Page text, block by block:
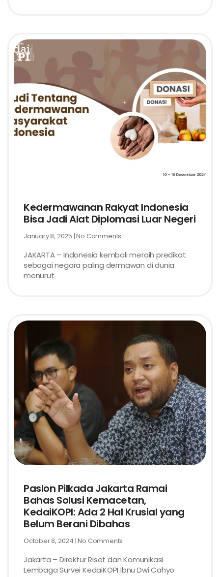
Kedermawanan Rakyat Indonesia
Bisa Jadi Alat Diplomasi Luar Negeri
January 8, 2025 No Comments
JAKARTA – Indonesia kembali meraih predikat
sebagai negara paling dermawan di dunia
menurut
Paslon Pilkada Jakarta Ramai
Bahas Solusi Kemacetan,
KedaiKOPI: Ada 2 Hal Krusial yang
Belum Berani Dibahas
October 8, 2024 No Comments
Jakarta – Direktur Riset dan Komunikasi
Lembaga Survei KedaiKOPI Ibnu Dwi Cahyo